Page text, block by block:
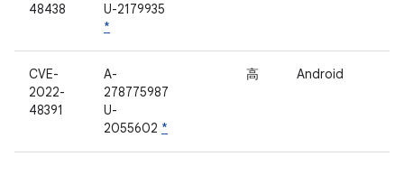
48438
U-2179935
*
CVE-
2022-
48391
A-
278775987
U-
2055602 *
高 Android